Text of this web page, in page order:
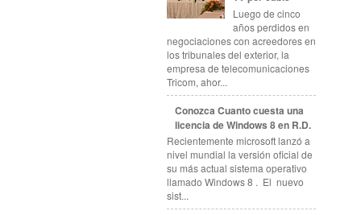
Luego de cinco
años perdidos en
negociaciones con acreedores en
los tribunales del exterior, la
empresa de telecomunicaciones
Tricom, ahor...
Conozca Cuanto cuesta una
licencia de Windows 8 en R.D.
Recientemente microsoft lanzó a
nivel mundial la versión oficial de
su más actual sistema operativo
llamado Windows 8 . El nuevo
sist...